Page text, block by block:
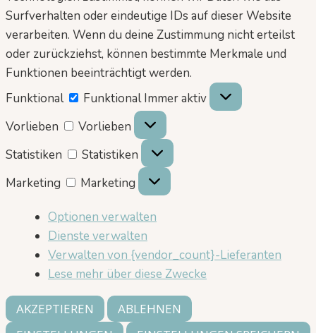
Surfverhalten oder eindeutige IDs auf dieser Website
verarbeiten. Wenn du deine Zustimmung nicht erteilst
oder zurückziehst, können bestimmte Merkmale und
Funktionen beeinträchtigt werden.
Funktional
Funktional Immer aktiv
Vorlieben
Vorlieben
Statistiken
Statistiken
Marketing
Marketing
Optionen verwalten
Dienste verwalten
Verwalten von {vendor_count}-Lieferanten
Lese mehr über diese Zwecke
AKZEPTIEREN
ABLEHNEN